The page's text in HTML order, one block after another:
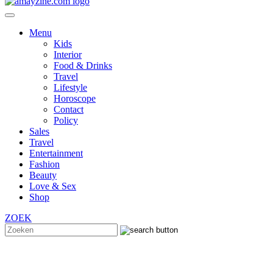
Menu
Kids
Interior
Food & Drinks
Travel
Lifestyle
Horoscope
Contact
Policy
Sales
Travel
Entertainment
Fashion
Beauty
Love & Sex
Shop
ZOEK